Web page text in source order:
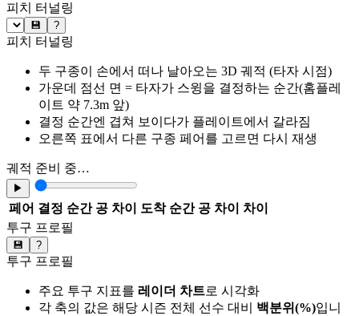
피치 터널링
💾 ?
피치 터널링
두 구종이 손에서 떠나 날아오는 3D 궤적 (타자 시점)
가운데 점선 면 = 타자가 스윙을 결정하는 순간(홈플레
이트 약 7.3m 앞)
결정 순간엔 겹쳐 보이다가 플레이트에서 갈라짐
오른쪽 표에서 다른 구종 페어를 고르면 다시 재생
궤적 준비 중…
▶
페어 결정 순간 공 차이 도착 순간 공 차이
차이
투구 프로필
💾 ?
투구 프로필
주요 투구 지표를 레이더 차트로 시각화
각 축의 값은 해당 시즌 전체 선수 대비 백분위(%)입니